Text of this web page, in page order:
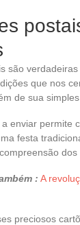
são
que nos
de sua simples
enviar permite
festa
: A
preciosos